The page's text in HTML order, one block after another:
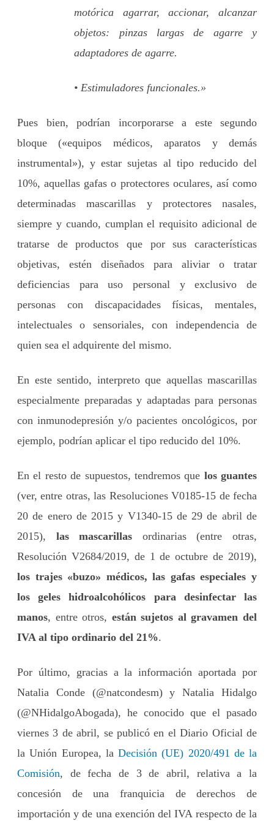
motórica agarrar, accionar, alcanzar
objetos: pinzas largas de agarre y
adaptadores de agarre.
• Estimuladores funcionales.»
Pues bien, podrían incorporarse a este segundo
bloque («equipos médicos, aparatos y demás
instrumental»), y estar sujetas al tipo reducido del
10%, aquellas gafas o protectores oculares, así como
determinadas mascarillas y protectores nasales,
siempre y cuando, cumplan el requisito adicional de
tratarse de productos que por sus características
objetivas, estén diseñados para aliviar o tratar
deficiencias para uso personal y exclusivo de
personas con discapacidades físicas, mentales,
intelectuales o sensoriales, con independencia de
quien sea el adquirente del mismo.
En este sentido, interpreto que aquellas mascarillas
especialmente preparadas y adaptadas para personas
con inmunodepresión y/o pacientes oncológicos, por
ejemplo, podrían aplicar el tipo reducido del 10%.
En el resto de supuestos, tendremos que los guantes
(ver, entre otras, las Resoluciones V0185-15 de fecha
20 de enero de 2015 y V1340-15 de 29 de abril de
2015), las mascarillas ordinarias (entre otras,
Resolución V2684/2019, de 1 de octubre de 2019),
los trajes «buzo» médicos, las gafas especiales y
los geles hidroalcohólicos para desinfectar las
manos, entre otros, están sujetos al gravamen del
IVA al tipo ordinario del 21%.
Por último, gracias a la información aportada por
Natalia Conde (@natcondesm) y Natalia Hidalgo
(@NHidalgoAbogada), he conocido que el pasado
viernes 3 de abril, se publicó en el Diario Oficial de
la Unión Europea, la Decisión (UE) 2020/491 de la
Comisión, de fecha de 3 de abril, relativa a la
concesión de una franquicia de derechos de
importación y de una exención del IVA respecto de la